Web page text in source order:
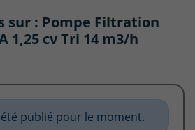
sur : Pompe Filtration
1,25 cv Tri 14 m3/h
publié pour le moment.